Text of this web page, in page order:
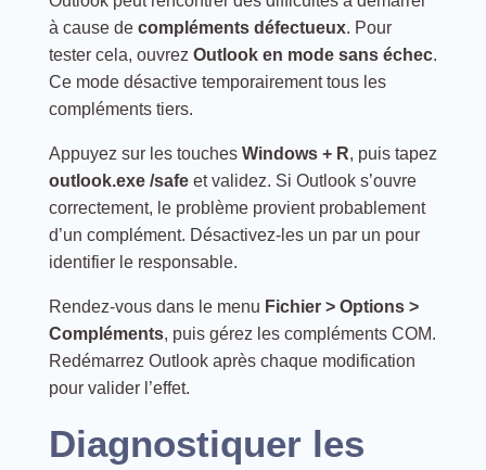
à cause de compléments défectueux. Pour
tester cela, ouvrez Outlook en mode sans échec.
Ce mode désactive temporairement tous les
compléments tiers.
Appuyez sur les touches Windows + R, puis tapez
outlook.exe /safeet validez. Si Outlook s’ouvre
correctement, le problème provient probablement
d’un complément. Désactivez-les un par un pour
identifier le responsable.
Rendez-vous dans le menu Fichier > Options >
Compléments, puis gérez les compléments COM.
Redémarrez Outlook après chaque modification
pour valider l’effet.
Diagnostiquer les